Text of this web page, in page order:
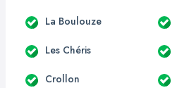
La Boulouze
Les Chéris
Crollon